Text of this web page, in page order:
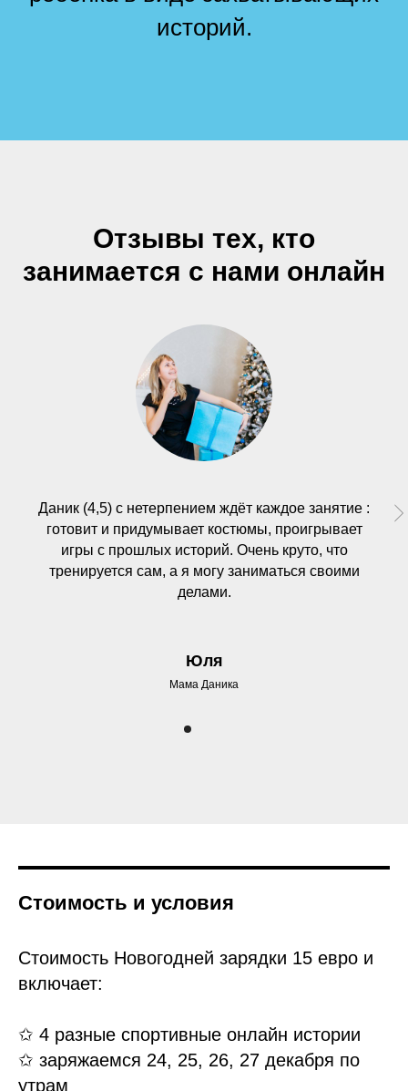
историй.
Отзывы тех, кто
занимается с нами онлайн
Даник (4,5) с нетерпением ждёт каждое занятие :
готовит и придумывает костюмы, проигрывает
игры с прошлых историй. Очень круто, что
тренируется сам, а я могу заниматься своими
делами.
Юля
Мама Даника
Стоимость и условия
Стоимость Новогодней зарядки 15 евро и
включает:
✩ 4 разные спортивные онлайн истории
✩ заряжаемся 24, 25, 26, 27 декабря по
утрам